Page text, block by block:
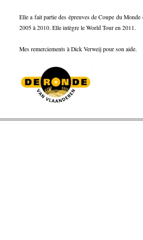
Elle a fait partie des épreuves de Coupe du
2005 à 2010. Elle intègre le World Tour en 2011.
Mes remerciements à Dick Verweij pour son aide.